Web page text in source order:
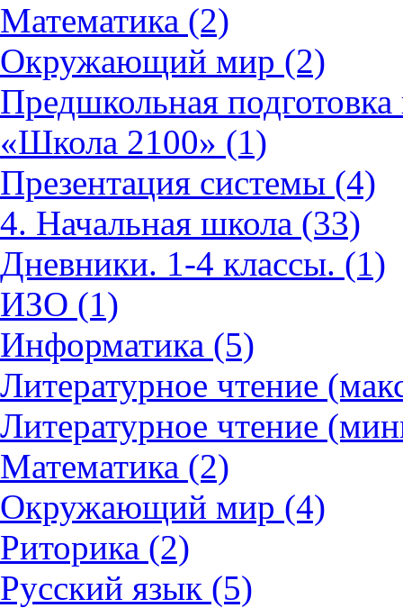
Математика (2)
Окружающий мир (2)
Предшкольная
«Школа 2100» (1)
Презентация системы (4)
4. Начальная школа (33)
Дневники. 1-4 классы. (1)
ИЗО (1)
Информатика (5)
Литературное чтение
Литературное чтение
Математика (2)
Окружающий мир (4)
Риторика (2)
Русский язык (5)